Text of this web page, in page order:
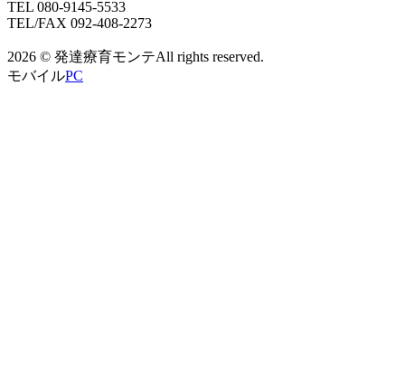
TEL 080-9145-5533
TEL/FAX 092-408-2273
2026 © 発達療育モンテAll rights reserved.
モバイルPC